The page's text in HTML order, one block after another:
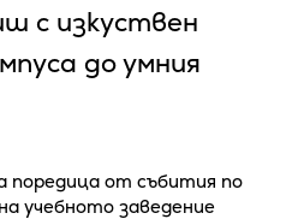
с изкуствен
до умния
поредица от събития по
учебното заведение